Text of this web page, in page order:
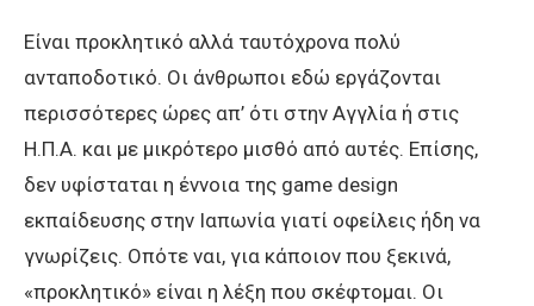
Είναι προκλητικό αλλά ταυτόχρονα πολύ
ανταποδοτικό. Οι άνθρωποι εδώ εργάζονται
περισσότερες ώρες απ’ ότι στην Αγγλία ή στις
Η.Π.Α. και με μικρότερο μισθό από αυτές. Επίσης,
δεν υφίσταται η έννοια της game design
εκπαίδευσης στην Ιαπωνία γιατί οφείλεις ήδη να
γνωρίζεις. Οπότε ναι, για κάποιον που ξεκινά,
«προκλητικό» είναι η λέξη που σκέφτομαι. Οι